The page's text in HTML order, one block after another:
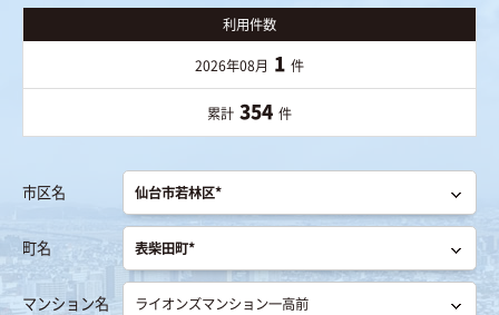
利用件数
2026年08月 1 件
累計 354 件
市区名
町名
マンション名